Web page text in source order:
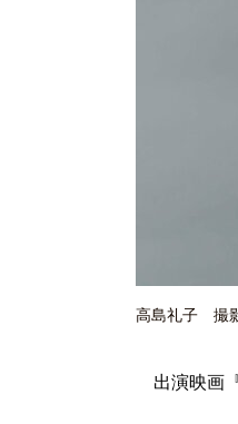
高島礼子 撮
出演映画